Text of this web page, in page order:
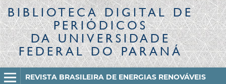
Legislação
Canais
BIBLIOTECA DIGITALDE
PERIÓDICOS
DA UNIVERSIDADE
FEDERAL DO PARANÁ
REVISTA BRASILEIRA DE ENERGIAS RENOVÁVEIS